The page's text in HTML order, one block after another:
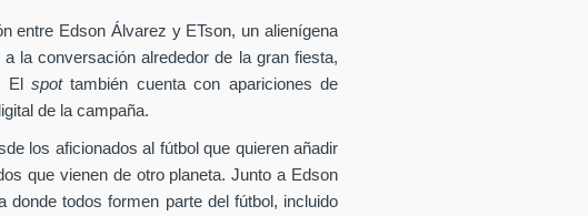
entre Edson Álvarez y ETson, un alienígena
la conversación alrededor de la gran fiesta,
El spottambién cuenta con apariciones de
de la campaña.
los aficionados al fútbol que quieren añadir
que vienen de otro planeta. Junto a Edson
todos formen parte del fútbol, incluido